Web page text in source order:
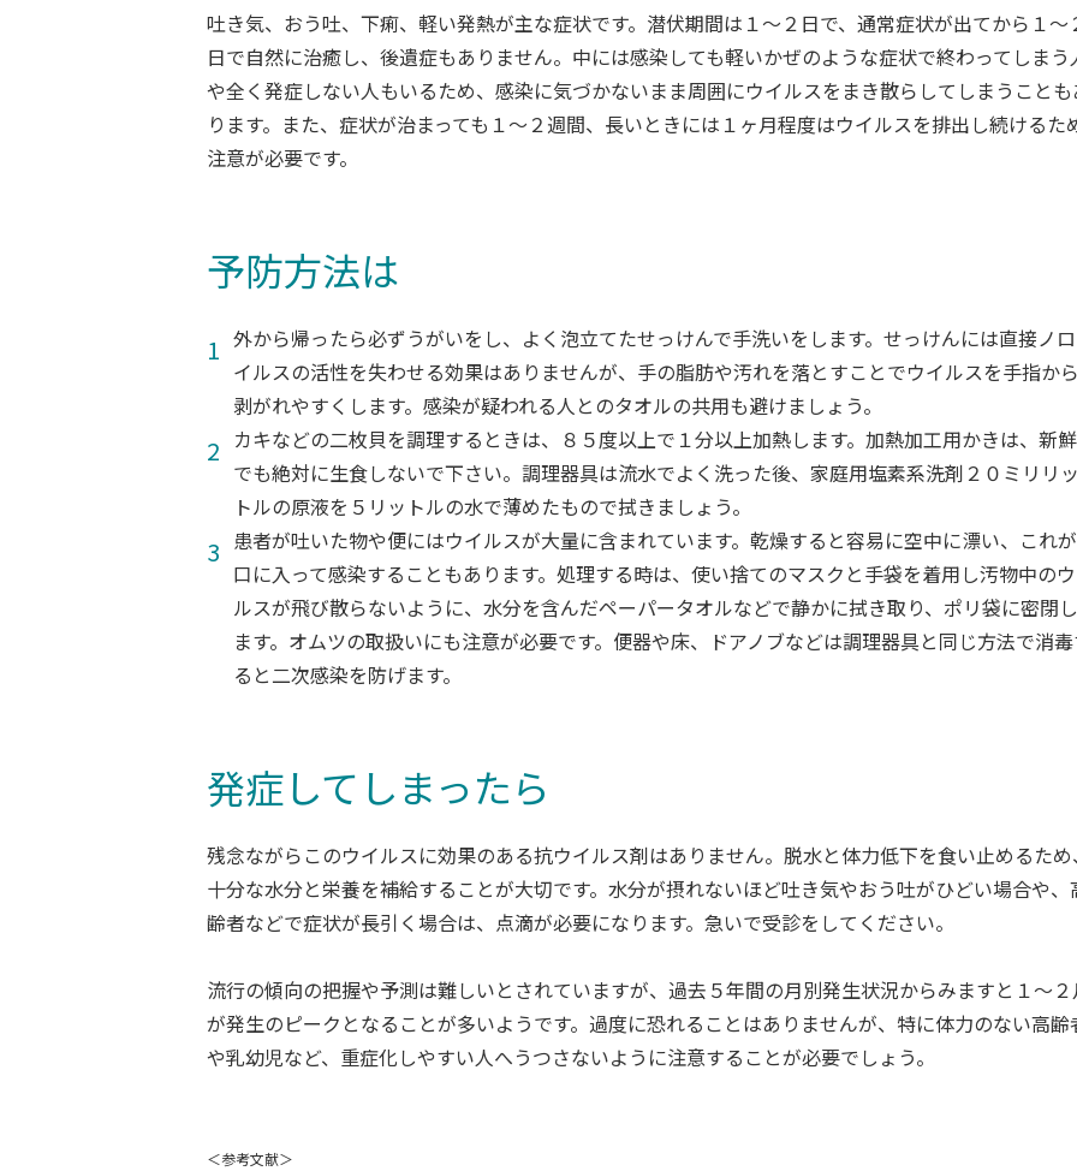
吐き気、おう吐、下痢、軽い発熱が主な症状です。潜伏期間は１～２日で、通常症状が出てから１～
日で自然に治癒し、後遺症もありません。中には感染しても軽いかぜのような症状で終わってしまう
や全く発症しない人もいるため、感染に気づかないまま周囲にウイルスをまき散らしてしまうこと
ります。また、症状が治まっても１～２週間、長いときには１ヶ月程度はウイルスを排出し続けるた
注意が必要です。
予防方法は
外から帰ったら必ずうがいをし、よく泡立てたせっけんで手洗いをします。せっけんには直接ノ
イルスの活性を失わせる効果はありませんが、手の脂肪や汚れを落とすことでウイルスを手指か
剥がれやすくします。感染が疑われる人とのタオルの共用も避けましょう。
カキなどの二枚貝を調理するときは、８５度以上で１分以上加熱します。加熱加工用かきは、新鮮
でも絶対に生食しないで下さい。調理器具は流水でよく洗った後、家庭用塩素系洗剤２０ミリリ
トルの原液を５リットルの水で薄めたもので拭きましょう。
患者が吐いた物や便にはウイルスが大量に含まれています。乾燥すると容易に空中に漂い、これが
口に入って感染することもあります。処理する時は、使い捨てのマスクと手袋を着用し汚物中の
ルスが飛び散らないように、水分を含んだペーパータオルなどで静かに拭き取り、ポリ袋に密閉
ます。オムツの取扱いにも注意が必要です。便器や床、ドアノブなどは調理器具と同じ方法で消
ると二次感染を防げます。
発症してしまったら
残念ながらこのウイルスに効果のある抗ウイルス剤はありません。脱水と体力低下を食い止めるた
十分な水分と栄養を補給することが大切です。水分が摂れないほど吐き気やおう吐がひどい場合や、
齢者などで症状が長引く場合は、点滴が必要になります。急いで受診をしてください。
流行の傾向の把握や予測は難しいとされていますが、過去５年間の月別発生状況からみますと１～
が発生のピークとなることが多いようです。過度に恐れることはありませんが、特に体力のない高齢
や乳幼児など、重症化しやすい人へうつさないように注意することが必要でしょう。
＜参考文献＞